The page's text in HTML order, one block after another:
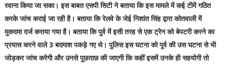
रवाना किया जा सका। इस बाबत एसपी सिटी ने बताया कि इस मामले में कई टीमें गठित
करके जांच कराई जा रही है। बताया कि रेलवे के जेई निशांत सिंह द्वारा कोतवाली में
मुकदमा दर्ज कराया गया है। बताया कि पूर्व में इसी तरह से एक ट्रेन को बेपटरी करने का
प्रयास करने वाले 3 बदमाश पकड़े गए थे। पुलिस इस घटना को पूर्व की उस घटना से भी
जोड़कर जांच करेगी और उनसे पूछताछ की जाएगी कि कहीं इसमें उनके ही सहयोगी तो